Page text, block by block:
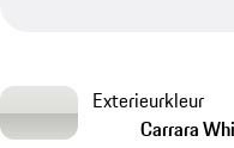
Exterieurkleur
Carrara